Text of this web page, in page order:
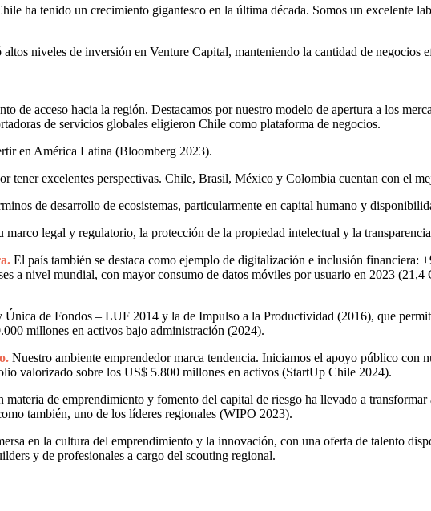
ha tenido un crecimiento gigantesco en la última década. Somos un excelente
niveles de inversión en Venture Capital, manteniendo la cantidad de negocios
de acceso hacia la región. Destacamos por nuestro modelo de apertura a los
de servicios globales eligieron Chile como plataforma de negocios.
en América Latina (Bloomberg 2023).
tener excelentes perspectivas. Chile, Brasil, México y Colombia cuentan con el
de desarrollo de ecosistemas, particularmente en capital humano y
marco legal y regulatorio, la protección de la propiedad intelectual y la
El país también se destaca como ejemplo de digitalización e inclusión
a nivel mundial, con mayor consumo de datos móviles por usuario en 2023
de Fondos – LUF 2014 y la de Impulso a la Productividad (2016), que
millones en activos bajo administración (2024).
Nuestro ambiente emprendedor marca tendencia. Iniciamos el apoyo público con
valorizado sobre los US$ 5.800 millones en activos (StartUp Chile 2024).
de emprendimiento y fomento del capital de riesgo ha llevado a
también, uno de los líderes regionales (WIPO 2023).
en la cultura del emprendimiento y la innovación, con una oferta de talento
y de profesionales a cargo del scouting regional.